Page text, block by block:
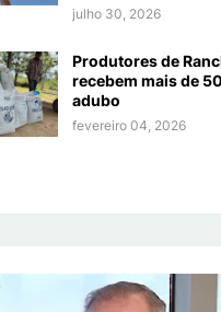
julho 30, 2026
Produtores de
recebem mais de
adubo
fevereiro 04, 2026